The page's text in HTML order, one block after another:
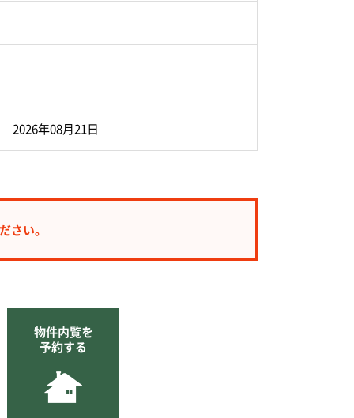
2026年08月21日
さい。
物件内覧を
予約する